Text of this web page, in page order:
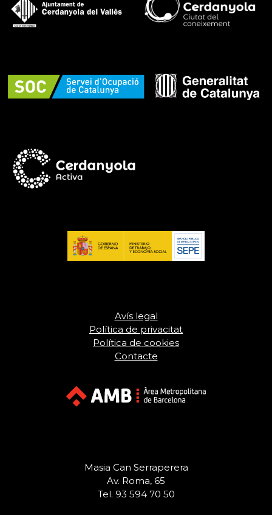
Avís legal
Política de privacitat
Política de cookies
Contacte
Masia Can Serraperera
Av. Roma, 65
Tel. 93 594 70 50